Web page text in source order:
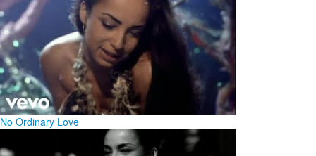
No Ordinary Love